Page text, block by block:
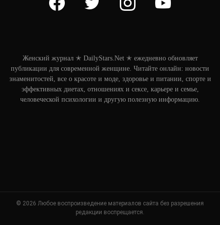
Женский журнал ✭ DailyStars.Net ✭ ежедневно обновляет
публикации для современной женщине. Читайте онлайн: новости
знаменитостей, все о красоте и моде, здоровье и питании, спорте и
эффективных диетах, отношениях и сексе, карьере и семье,
человеческой психологии и другую полезную информацию.
© 2026 Любое воспроизведение материалов сайта без разрешения
редакции воспрещается.